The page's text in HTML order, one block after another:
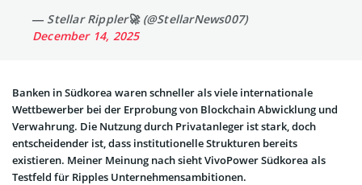
— Stellar Rippler🚀 (@StellarNews007)
December 14, 2025
Banken in Südkorea waren schneller als viele internationale
Wettbewerber bei der Erprobung von Blockchain Abwicklung und
Verwahrung. Die Nutzung durch Privatanleger ist stark, doch
entscheidender ist, dass institutionelle Strukturen bereits
existieren. Meiner Meinung nach sieht VivoPower Südkorea als
Testfeld für Ripples Unternehmensambitionen.